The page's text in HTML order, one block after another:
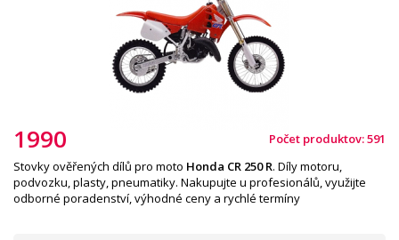
1990
Počet produktov: 591
Stovky ověřených dílů pro moto Honda CR 250 R. Díly motoru,
podvozku, plasty, pneumatiky. Nakupujte u profesionálů, využijte
odborné poradenství, výhodné ceny a rychlé termíny